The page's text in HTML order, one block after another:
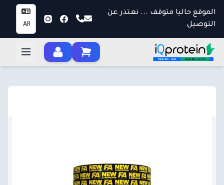
الموقع حاليا متوقف ... نعتذر عن
التوصيل
AR